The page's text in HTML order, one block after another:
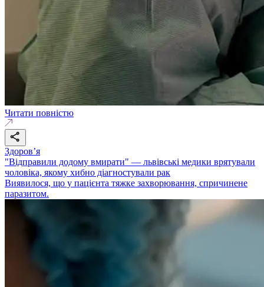
Читати повністю
Здоровʼя
"Відправили додому вмирати" — львівські медики врятували
чоловіка, якому хибно діагностували рак
Виявилося, що у пацієнта тяжке захворювання, спричинене
паразитом.